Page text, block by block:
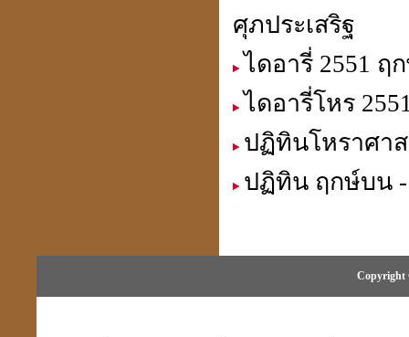
ศุภประเสริฐ
ไดอารี่ 2551
ไดอารี่โหร
ปฏิทินโหราศาส
ปฏิทิน ฤกษ์บน
Copyright